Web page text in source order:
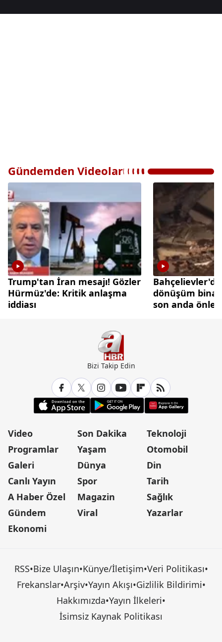
Gündemden Videolar
Trump'tan İran mesajı! Gözler
Hürmüz'de: Kritik anlaşma
iddiası
dönüşüm
son anda
Bizi Takip Edin
Video
Programlar
Galeri
Canlı Yayın
A Haber Özel
Gündem
Ekonomi
Son Dakika
Yaşam
Dünya
Spor
Magazin
Viral
Teknoloji
Otomobil
Din
Tarih
Sağlık
Yazarlar
RSS•Bize Ulaşın•Künye/İletişim•Veri Politikası•
Frekanslar•Arşiv•Yayın Akışı•Gizlilik Bildirimi•
Hakkımızda•Yayın İlkeleri•
İsimsiz Kaynak Politikası